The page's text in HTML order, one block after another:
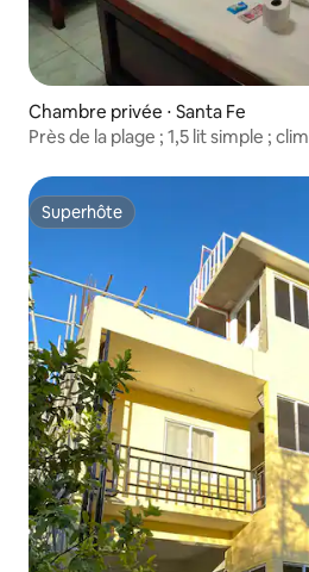
Chambre privée ⋅ Santa Fe
Près de la plage ; 1,5 lit simple ;
Superhôte
Superhôte